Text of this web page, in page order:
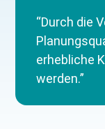
@DRÄXLMAIER
“Durch die
erhebliche
werden.”